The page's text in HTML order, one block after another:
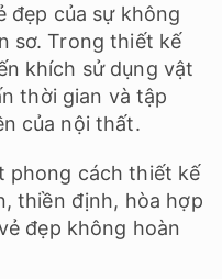
đẹp của sự không
sơ. Trong thiết kế
khích sử dụng vật
thời gian và tập
của nội thất.
phong cách thiết kế
thiền định, hòa hợp
đẹp không hoàn